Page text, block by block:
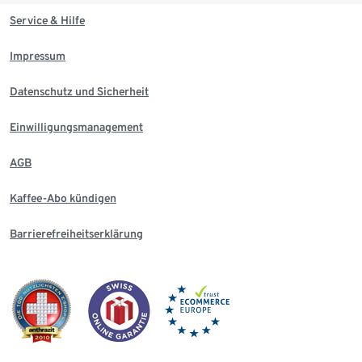
Service & Hilfe
Impressum
Datenschutz und Sicherheit
Einwilligungsmanagement
AGB
Kaffee-Abo kündigen
Barrierefreiheitserklärung